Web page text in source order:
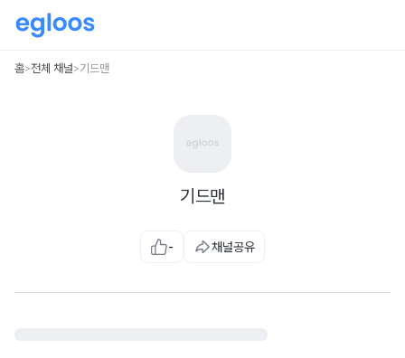
홈>전체 채널>기드맨
기드맨
- 채널공유